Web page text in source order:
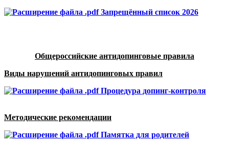
Запрещённый список 2026
Общероссийские антидопинговые правила
Виды нарушений антидопинговых правил
Процедура допинг-контроля
Методические рекомендации
Памятка для родителей